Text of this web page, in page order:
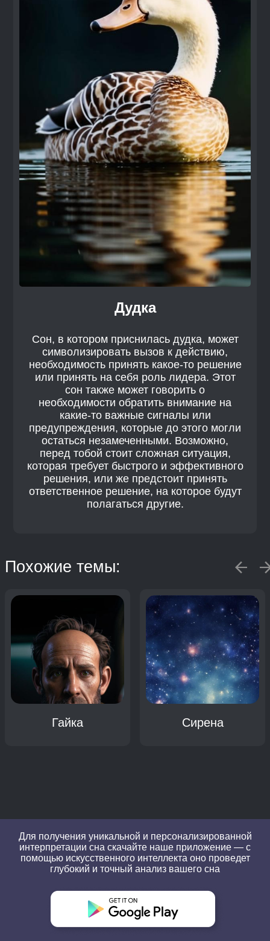
Дудка
Сон, в котором приснилась дудка, может
символизировать вызов к действию,
необходимость принять какое-то решение
или принять на себя роль лидера. Этот
сон также может говорить о
необходимости обратить внимание на
какие-то важные сигналы или
предупреждения, которые до этого могли
остаться незамеченными. Возможно,
перед тобой стоит сложная ситуация,
которая требует быстрого и эффективного
решения, или же предстоит принять
ответственное решение, на которое будут
полагаться другие.
Похожие темы:
Гайка Сирена
Для получения уникальной и персонализированной
интерпретации сна скачайте наше приложение — с
помощью искусственного интеллекта оно проведет
глубокий и точный анализ вашего сна